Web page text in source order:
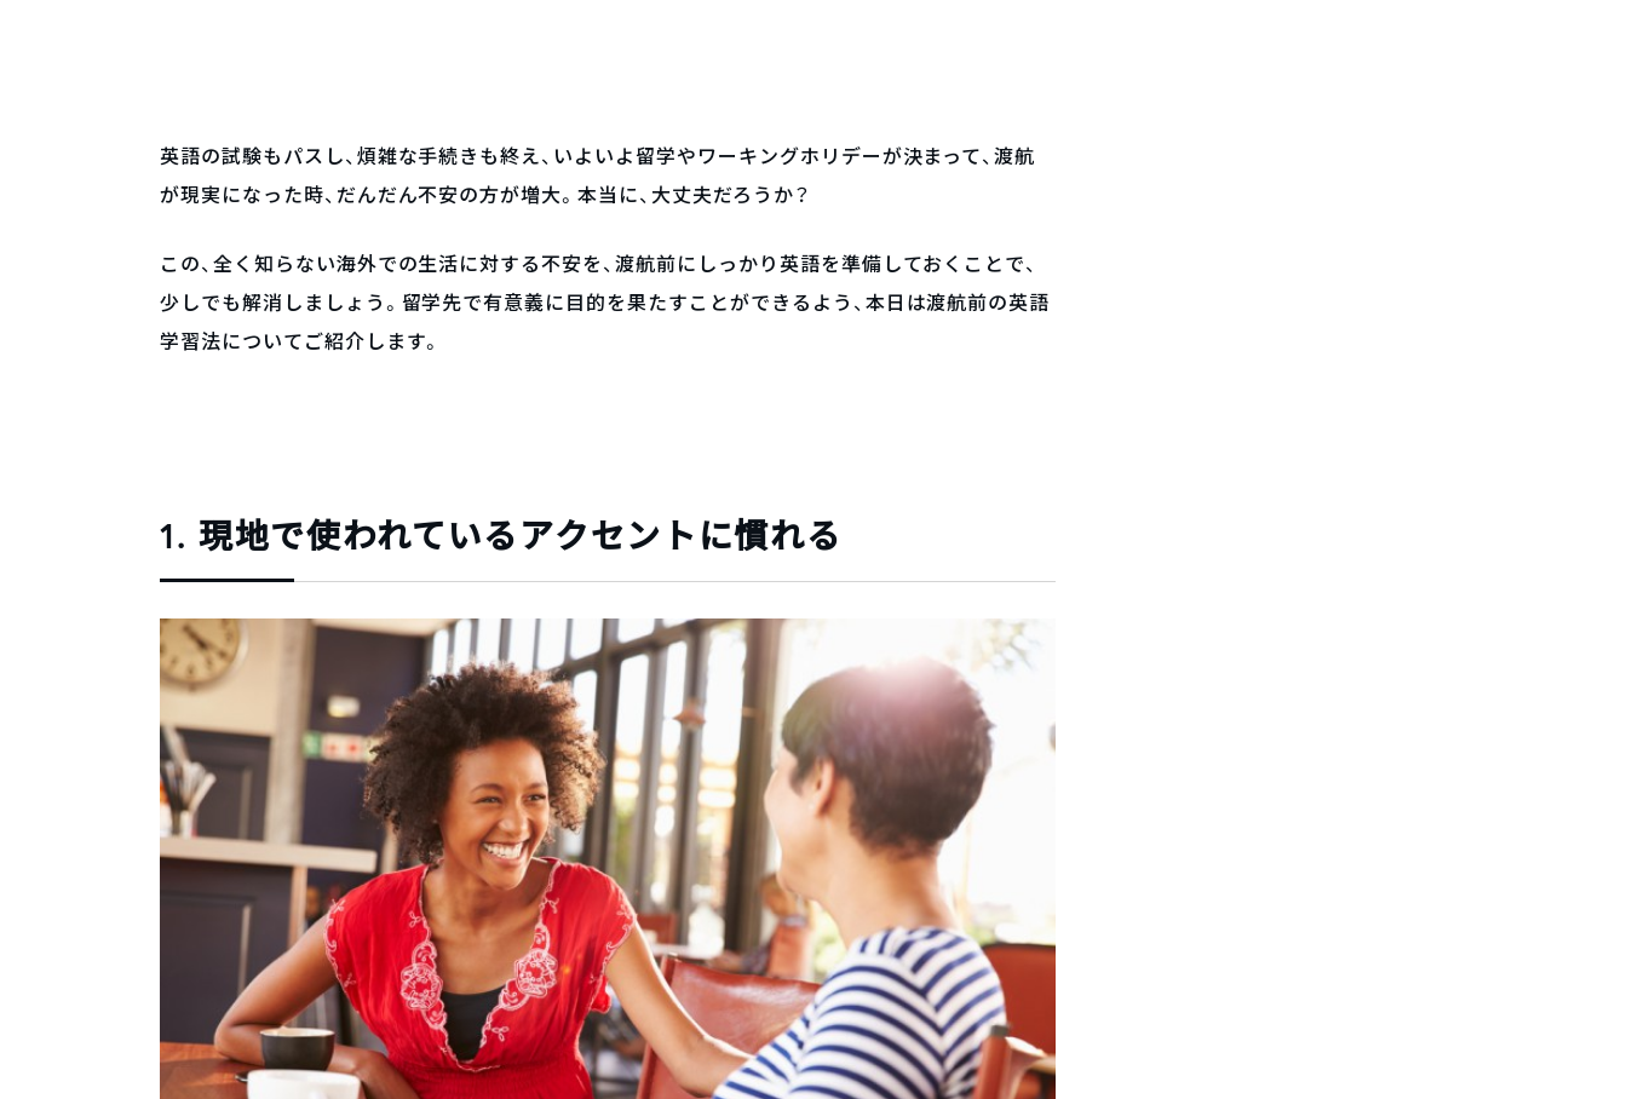
英語の試験もパスし、煩雑な手続きも終え、いよいよ留学やワーキングホリデーが決まって、渡航
が現実になった時、だんだん不安の方が増大。本当に、大丈夫だろうか？
この、全く知らない海外での生活に対する不安を、渡航前にしっかり英語を準備しておくことで、
少しでも解消しましょう。留学先で有意義に目的を果たすことができるよう、本日は渡航前の英語
学習法についてご紹介します。
1. 現地で使われているアクセントに慣れる